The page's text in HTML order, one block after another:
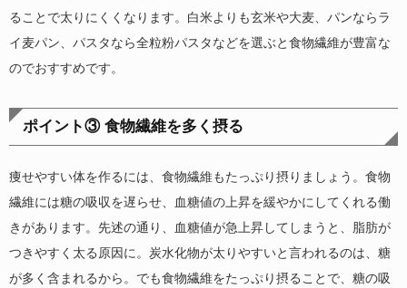
ることで太りにくくなります。白米よりも玄米や大麦、パンならラ
イ麦パン、パスタなら全粒粉パスタなどを選ぶと食物繊維が豊富な
のでおすすめです。
ポイント③ 食物繊維を多く摂る
痩せやすい体を作るには、食物繊維もたっぷり摂りましょう。食物
繊維には糖の吸収を遅らせ、血糖値の上昇を緩やかにしてくれる働
きがあります。先述の通り、血糖値が急上昇してしまうと、脂肪が
つきやすく太る原因に。炭水化物が太りやすいと言われるのは、糖
が多く含まれるから。でも食物繊維をたっぷり摂ることで、糖の吸